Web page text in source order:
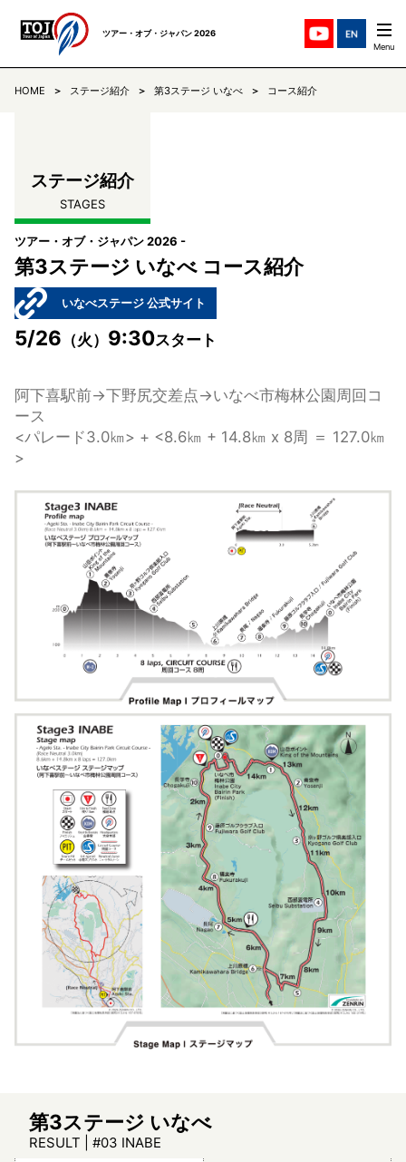
ツアー・オブ・ジャパン 2026
ステージ紹介 STAGES
ニュース
リザルト RESULTS
コミュニケ COMMUNIQUE
観戦について
オンラインショップ ONLINE SHOP
Instagram Instagram
X（旧twitter）
Facebook Facebook
HOME ステージ紹介 第3ステージ いなべ コース紹介
ステージ紹介
STAGES
ツアー・オブ・ジャパン 2026 -
第3ステージ いなべ コース紹介
いなべステージ 公式サイト
5/26 （火） 9:30スタート
阿下喜駅前→下野尻交差点→いなべ市梅林公園周回コ
ース
<パレード3.0㎞> + <8.6㎞ + 14.8㎞ x 8周 ＝ 127.0㎞
>
第3ステージ いなべ
RESULT | #03 INABE